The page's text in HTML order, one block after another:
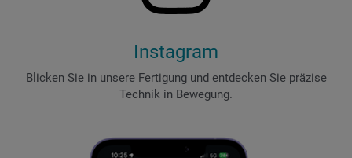
Instagram
Blicken Sie in unsere Fertigung und entdecken Sie präzise
Technik in Bewegung.